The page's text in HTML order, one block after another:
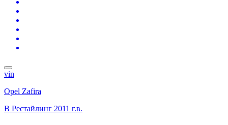
vin
Opel Zafira
B Рестайлинг 2011 г.в.